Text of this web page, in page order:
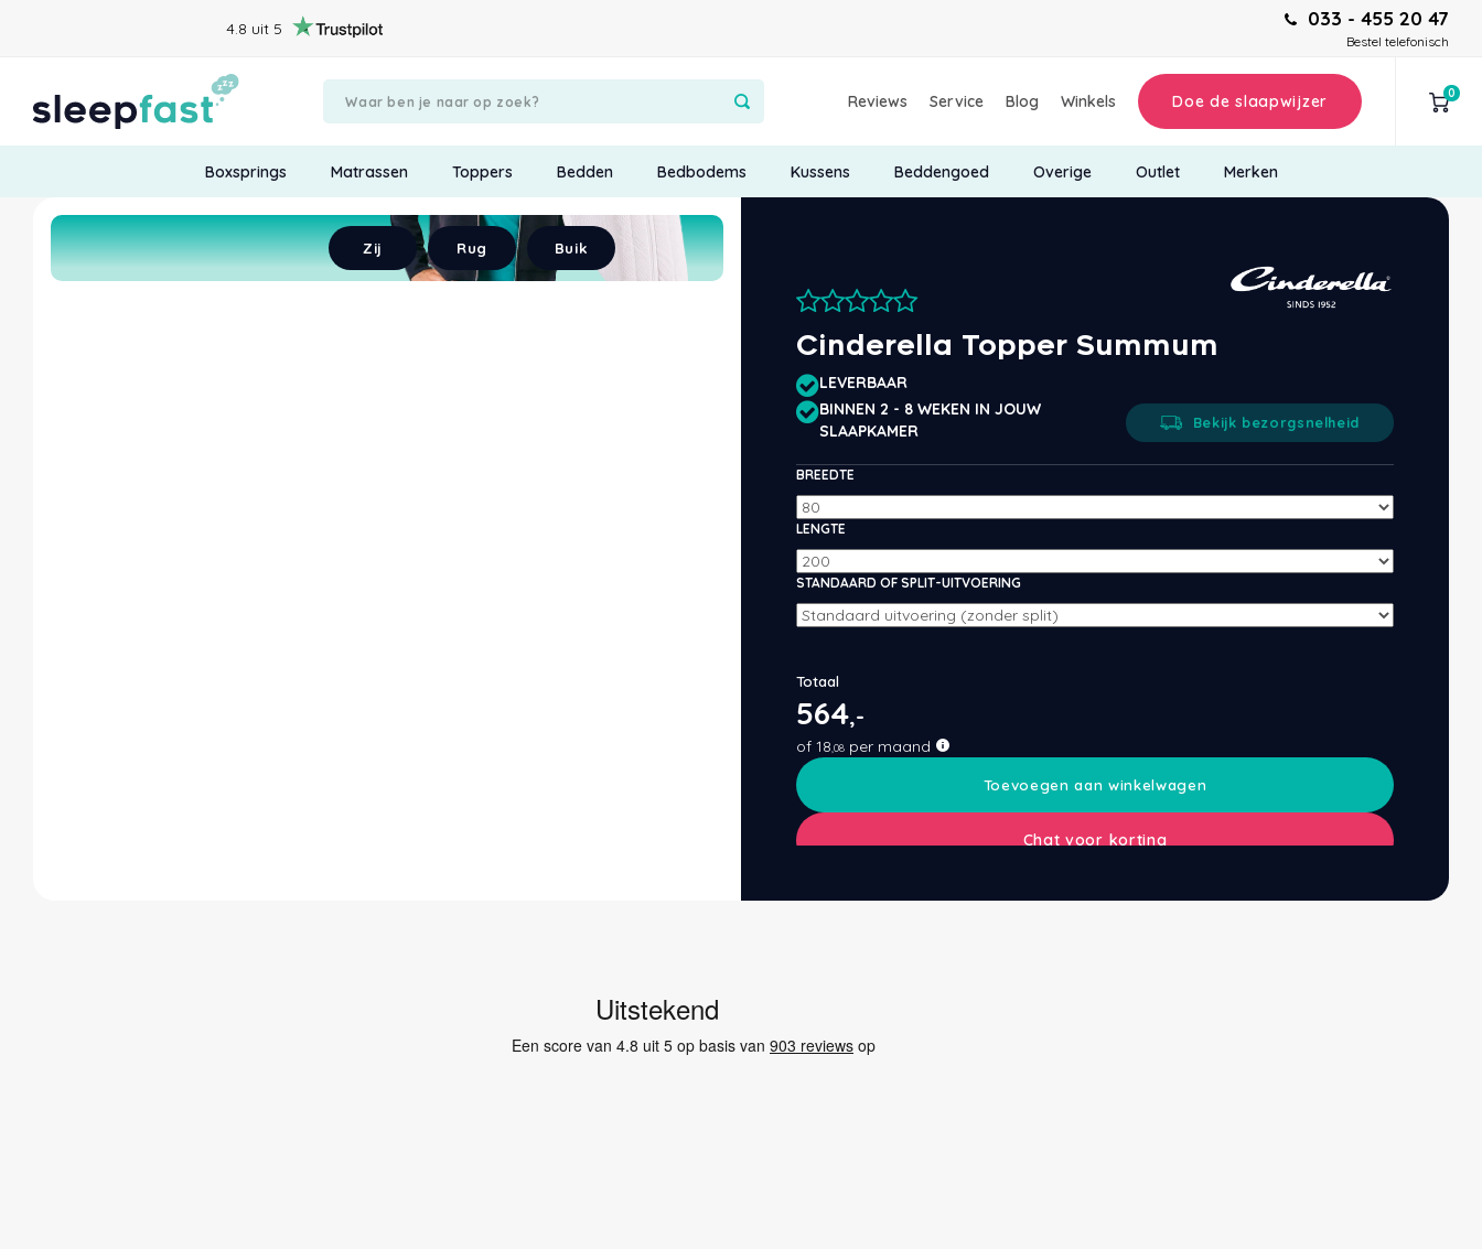
4.8 uit 5 033 - 455 20 47
Bestel telefonisch
Reviews Service Blog Winkels Doe de slaapwijzer 0
Boxsprings Matrassen Toppers Bedden Bedbodems Kussens Beddengoed Overige Outlet Merken
Zij Rug Buik
Verstuur
Begin met chatten
Cinderella Topper Summum
LEVERBAAR
BINNEN 2 - 8 WEKEN IN JOUW
SLAAPKAMER
Bekijk bezorgsnelheid
BREEDTE
LENGTE
STANDAARD OF SPLIT-UITVOERING
Totaal
564,-
of 18 ,08 per maand
Toevoegen aan winkelwagen
Chat voor korting